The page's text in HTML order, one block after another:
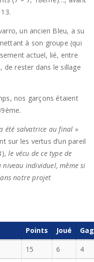
un ancien Bleu, a su
à son groupe (qui
actuel, lié, entre
de rester dans le sillage
nos garçons étaient
été salvatrice au final »
sur les vertus d’un pareil
le vécu de ce type de
niveau individuel, même si
notre projet
Points Joué
15 6
4